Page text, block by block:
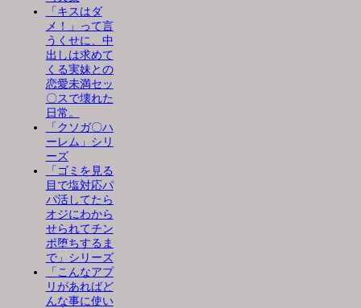
「キスはダ
メ！」って言
うくせに、中
出しは求めて
くる実妹との
恋愛未満セッ
〇スで壊れた
日常。
「クソガ〇ハ
ーレム」シリ
ーズ
「ゴミを見る
目で塩対応パ
パ活してたら
オジにわから
せられてチン
ポ堕ちするま
で」シリーズ
「こんなアプ
リがあればど
んな事に使い